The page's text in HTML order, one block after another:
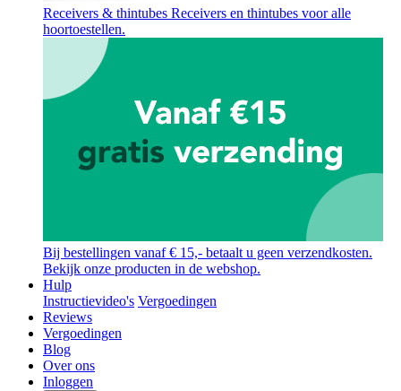
Receivers & thintubes Receivers en thintubes voor alle
hoortoestellen.
Bij bestellingen vanaf € 15,- betaalt u geen verzendkosten.
Bekijk onze producten in de webshop.
Hulp
Instructievideo's Vergoedingen
Reviews
Vergoedingen
Blog
Over ons
Inloggen